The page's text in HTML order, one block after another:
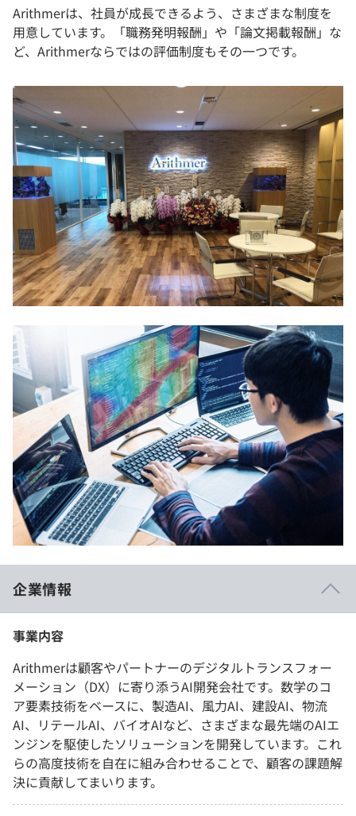
Arithmerは、社員が成長できるよう、さまざまな制度を
用意しています。「職務発明報酬」や「論文掲載報酬」な
ど、Arithmerならではの評価制度もその一つです。
企業情報
事業内容
Arithmerは顧客やパートナーのデジタルトランスフォー
メーション（DX）に寄り添うAI開発会社です。数学のコ
ア要素技術をベースに、製造AI、風力AI、建設AI、物流
AI、リテールAI、バイオAIなど、さまざまな最先端のAIエ
ンジンを駆使したソリューションを開発しています。これ
らの高度技術を自在に組み合わせることで、顧客の課題解
決に貢献してまいります。